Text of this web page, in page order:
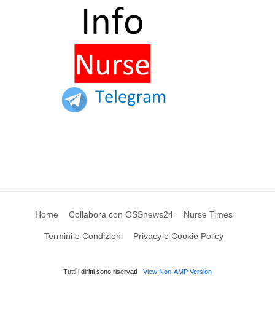
Home Collabora con OSSnews24 Nurse Times
Termini e Condizioni Privacy e Cookie Policy
Tutti i diritti sono riservati View Non-AMP Version